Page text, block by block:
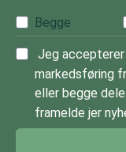
Begge
Jeg
markedsføring
eller begge
framelde jer